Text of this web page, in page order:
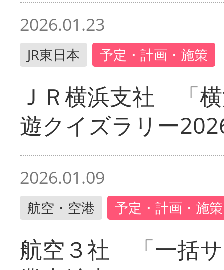
2026.01.23
JR東日本 予定・計画・施策
ＪＲ横浜支社 「
遊クイズラリー
2026.01.09
航空・空港 予定・計画・施策
航空３社 「一括